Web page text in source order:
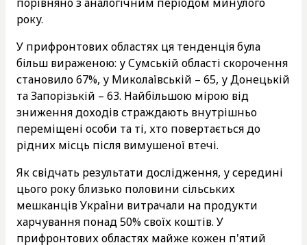
року.
У прифронтових областях ця тенденція була
більш вираженою: у Сумській області скорочення
становило 67%, у Миколаївській – 65, у Донецькій
та Запорізькій – 63. Найбільшою мірою від
зниження доходів страждають внутрішньо
переміщені особи та ті, хто повертається до
рідних місць після вимушеної втечі.
Як свідчать результати дослідження, у середині
цього року близько половини сільських
мешканців України витрачали на продукти
харчування понад 50% своїх коштів. У
прифронтових областях майже кожен п'ятий